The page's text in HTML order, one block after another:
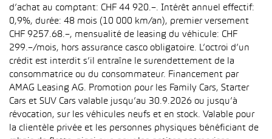
d’achat au comptant: CHF 44 920.–. Intérêt annuel effectif:
0,9%, durée: 48 mois (10 000 km/an), premier versement
CHF 9257.68.–, mensualité de leasing du véhicule: CHF
299.–/mois, hors assurance casco obligatoire. L’octroi d’un
crédit est interdit s’il entraîne le surendettement de la
consommatrice ou du consommateur. Financement par
AMAG Leasing AG. Promotion pour les Family Cars, Starter
Cars et SUV Cars valable jusqu’au 30.9.2026 ou jusqu’à
révocation, sur les véhicules neufs et en stock. Valable pour
la clientèle privée et les personnes physiques bénéficiant de